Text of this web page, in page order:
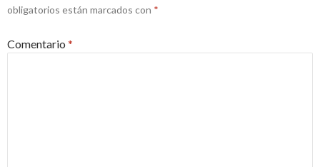
obligatorios están marcados con *
Comentario *